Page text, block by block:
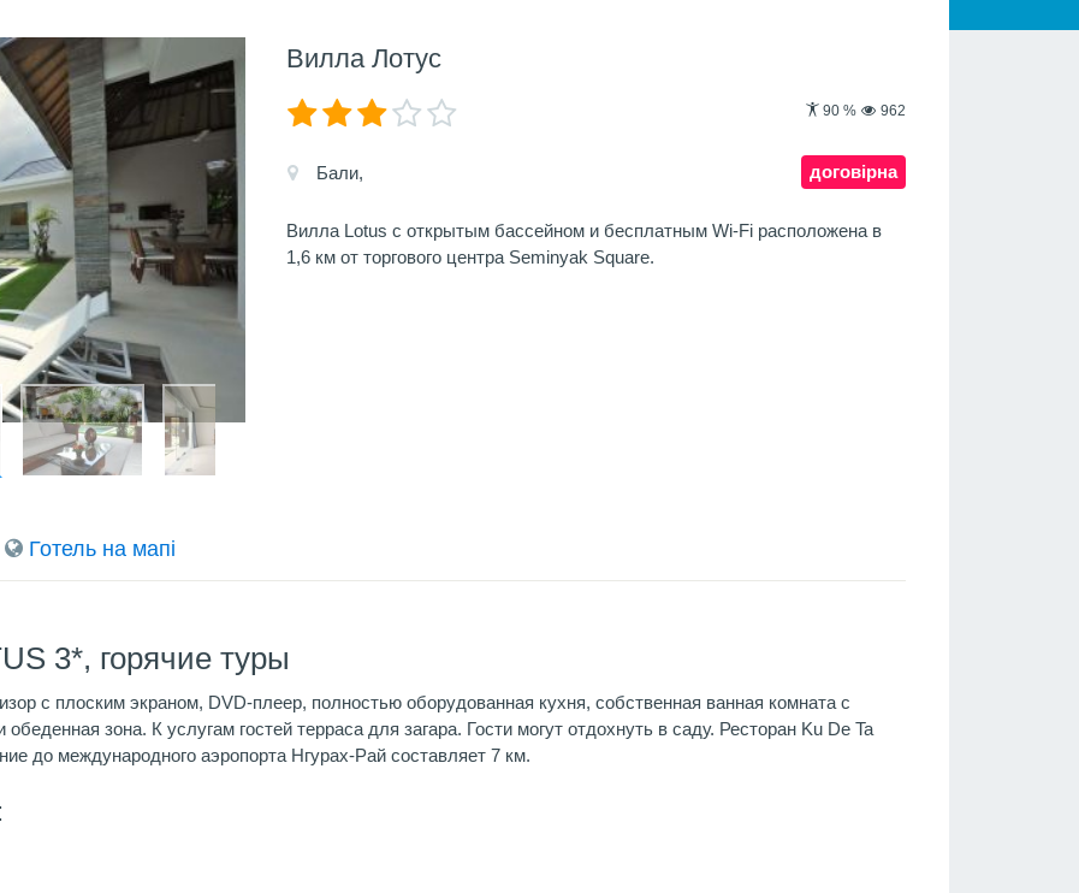
Вилла Лотус
90 % 962
договірна
Бали,
Вилла Lotus с открытым бассейном и бесплатным Wi-Fi расположена в
1,6 км от торгового центра Seminyak Square.
Готель на мапi
3*, горячие туры
с плоским экраном, DVD-плеер, полностью оборудованная кухня, собственная ванная комната с
зона. К услугам гостей терраса для загара. Гости могут отдохнуть в саду. Ресторан Ku De Ta
до международного аэропорта Нгурах-Рай составляет 7 км.